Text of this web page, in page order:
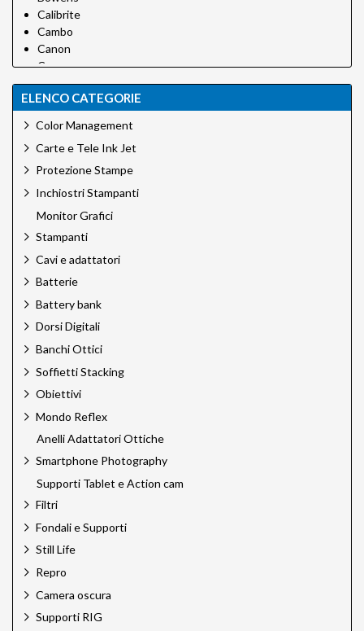
Calibrite
Cambo
Canon
Canson
Canson Infinity
Carpetlight
Cobraunion
Desview
Dinkum
Epson
Epson Ink
Foldit
Green Clean
H&Y Filtri
Hahnemuhle
Hensel
HiGlide
Hoya
Ilford
Jinbei
Jupio
Kaiser
Kaiser Pro
Kodak
Laowa Cine Pro
Lee Filters
Leica Sport Optics
LensGo
ELENCO CATEGORIE
Color Management
Carte e Tele Ink Jet
Protezione Stampe
Inchiostri Stampanti
Monitor Grafici
Stampanti
Cavi e adattatori
Batterie
Battery bank
Dorsi Digitali
Banchi Ottici
Soffietti Stacking
Obiettivi
Mondo Reflex
Anelli Adattatori Ottiche
Smartphone Photography
Supporti Tablet e Action cam
Filtri
Fondali e Supporti
Still Life
Repro
Camera oscura
Supporti RIG